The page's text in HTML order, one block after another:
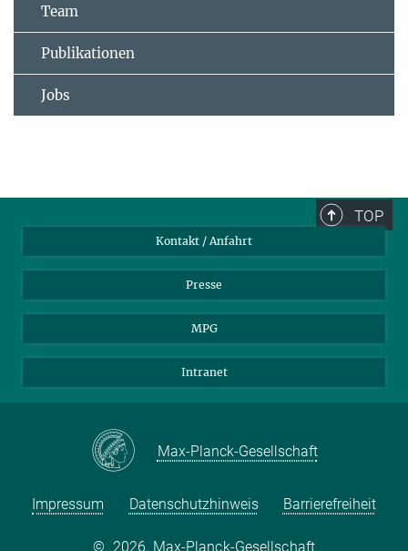
Team
Publikationen
Jobs
TOP
Kontakt / Anfahrt
Presse
MPG
Intranet
Max-Planck-Gesellschaft
Impressum Datenschutzhinweis Barrierefreiheit
© 2026, Max-Planck-Gesellschaft